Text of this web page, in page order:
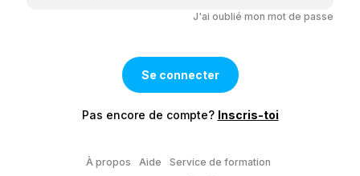
J'ai oublié mon mot de passe
Pas encore de compte? Inscris-toi
À propos Aide
Service de formation